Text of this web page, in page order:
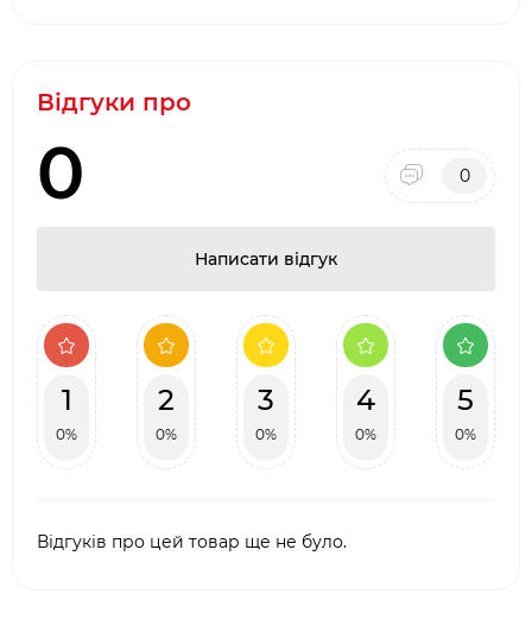
Відгуки про
0 0
Написати відгук
1
0%
2
0%
3
0%
4
0%
5
0%
Відгуків про цей товар ще не було.